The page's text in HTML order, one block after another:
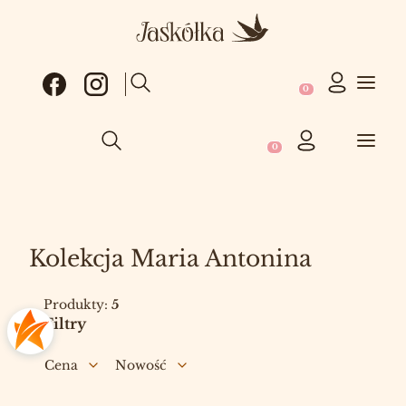
Otwórz wyszukiwarkę Produkty w
Otwórz wyszukiwarkę Produkty w koszyku:
Kolekcja Maria Antonina
Produkty: 5
Filtry
Cena Nowość